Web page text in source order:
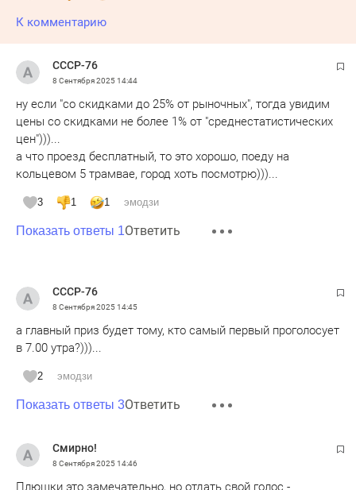
К комментарию
СССР-76
8 Сентября 202514:44
ну если "со скидками до 25% от рыночных", тогда увидим
цены со скидками не более 1% от "среднестатистических
цен")))...
а что проезд бесплатный, то это хорошо, поеду на
кольцевом 5 трамвае, город хоть посмотрю)))...
3 1 1 эмодзи
Показать ответы 1Ответить
СССР-76
8 Сентября 202514:45
а главный приз будет тому, кто самый первый проголосует
в 7.00 утра?)))...
2 эмодзи
Показать ответы 3Ответить
Смирно!
8 Сентября 202514:46
Плюшки это замечательно, но отдать свой голос -